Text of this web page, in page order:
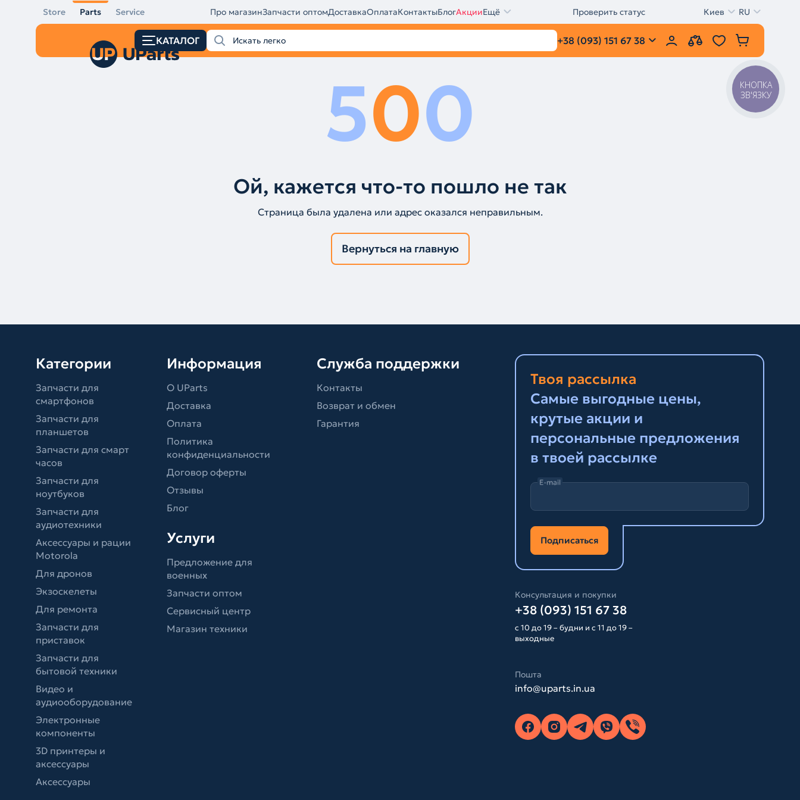
Store Parts Service Про магазинЗапчасти оптомДоставкаОплатаКонтактыБлогАкцииЕщё Проверить статус Киев RU
КАТАЛОГ +38 (093) 151 67 38
500
Ой, кажется что-то пошло не так
Страница была удалена или адрес оказался неправильным.
Вернуться на главную
Категории
Запчасти для
смартфонов
Запчасти для
планшетов
Запчасти для смарт
часов
Запчасти для
ноутбуков
Запчасти для
аудиотехники
Аксессуары и рации
Motorola
Для дронов
Экзоскелеты
Для ремонта
Запчасти для
приставок
Запчасти для
бытовой техники
Видео и
аудиооборудование
Электронные
компоненты
3D принтеры и
аксессуары
Аксессуары
Информация
О UParts
Доставка
Оплата
Политика
конфиденциальности
Договор оферты
Отзывы
Блог
Услуги
Предложение для
военных
Запчасти оптом
Сервисный центр
Магазин техники
Служба поддержки
Контакты
Возврат и обмен
Гарантия
Твоя рассылка
Самые выгодные цены,
крутые акции и
персональные предложения
в твоей рассылке
E-mail
Подписаться
Консультация и покупки
+38 (093) 151 67 38
с 10 до 19 – будни и с 11 до 19 –
выходные
Пошта
info@uparts.in.ua
КНОПКА
ЗВ'ЯЗКУ